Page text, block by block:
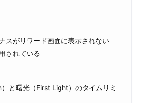
スがリワード画面に表示されない
されている
と曙光（First Light）のタイムリミ